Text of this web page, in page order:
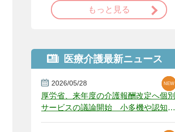
もっと見る
医療介護最新ニュース
2026/05/28
厚労省、来年度の介護報酬改定へ個別
サービスの議論開始 小多機や認知症
NEW
NEW
NEW